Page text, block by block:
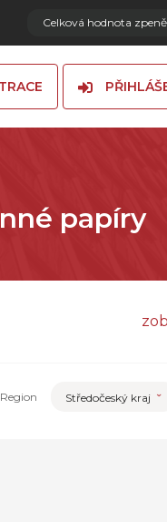
Celková hodnota
papíry
Region Středočeský kraj